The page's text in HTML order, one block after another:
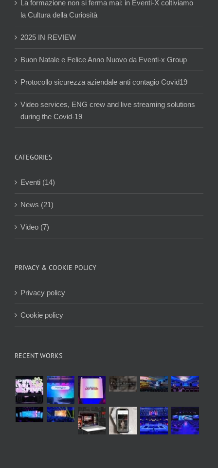
La formazione non si ferma mai: in Eventi-X coltiviamo
la Cultura della Curiosità
2025 IN REVIEW
Buon Natale e Felice Anno Nuovo da Eventi-x Group
Protocollo sicurezza aziendale anti contagio Covid19
Video services, ENG crew and live streaming solutions
during the Covid-19
CATEGORIES
Eventi (14)
News (21)
Video (7)
PRIVACY & COOKIE POLICY
Privacy policy
Cookie policy
RECENT WORKS